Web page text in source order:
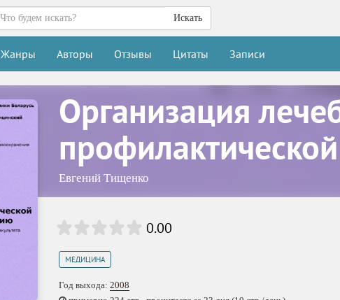
Искать
Жанры Авторы Отзывы Цитаты Записи
Организация
Евгений Тищенко
0.00
МЕДИЦИНА
Год выхода: 2008